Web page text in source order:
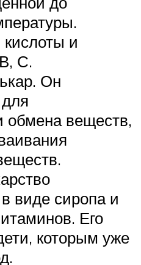
и
С.
Он
обмена веществ,
виде сиропа и
Его
которым уже